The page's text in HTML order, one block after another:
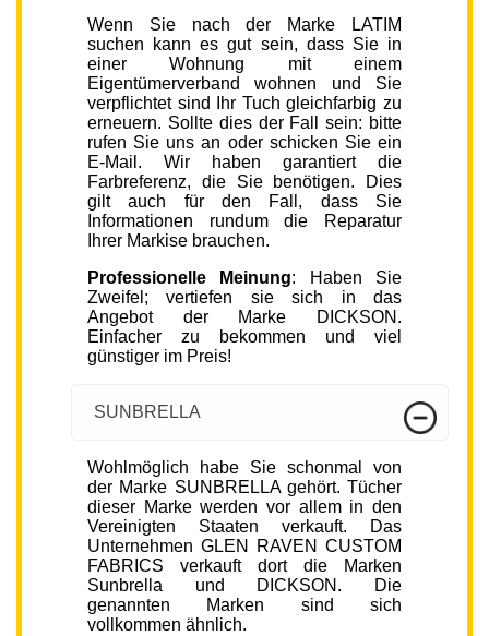
Wenn Sie nach der Marke LATIM
suchen kann es gut sein, dass Sie in
einer Wohnung mit einem
Eigentümerverband wohnen und Sie
verpflichtet sind Ihr Tuch gleichfarbig zu
erneuern. Sollte dies der Fall sein: bitte
rufen Sie uns an oder schicken Sie ein
E-Mail. Wir haben garantiert die
Farbreferenz, die Sie benötigen. Dies
gilt auch für den Fall, dass Sie
Informationen rundum die Reparatur
Ihrer Markise brauchen.
Professionelle Meinung: Haben Sie
Zweifel; vertiefen sie sich in das
Angebot der Marke DICKSON.
Einfacher zu bekommen und viel
günstiger im Preis!
SUNBRELLA
Wohlmöglich habe Sie schonmal von
der Marke SUNBRELLA gehört. Tücher
dieser Marke werden vor allem in den
Vereinigten Staaten verkauft. Das
Unternehmen GLEN RAVEN CUSTOM
FABRICS verkauft dort die Marken
Sunbrella und DICKSON. Die
genannten Marken sind sich
vollkommen ähnlich.